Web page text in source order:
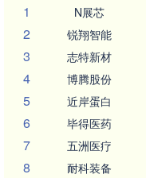
1
N展芯
2 锐翔智能
3 志特新材
4 博腾股份
5 近岸蛋白
6 毕得医药
7 五洲医疗
8 耐科装备